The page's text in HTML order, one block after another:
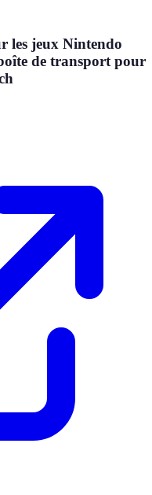
les jeux Nintendo
de transport pour